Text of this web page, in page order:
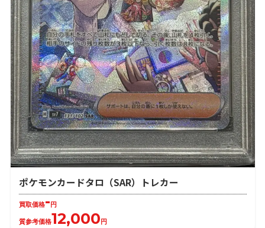
ポケモンカードタロ（SAR）トレカー
買取価格-円
質参考価格12,000円